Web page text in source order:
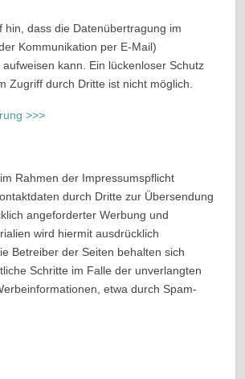
hin, dass die Datenübertragung im
Kommunikation per E-Mail)
kann. Ein lückenloser Schutz
Zugriff durch Dritte ist nicht möglich.
>>>
Rahmen der Impressumspflicht
durch Dritte zur Übersendung
angeforderter Werbung und
wird hiermit ausdrücklich
Betreiber der Seiten behalten sich
Schritte im Falle der unverlangten
etwa durch Spam-